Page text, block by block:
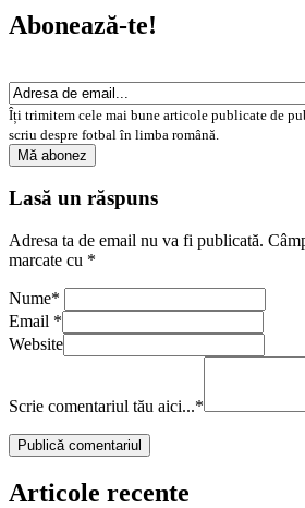
Abonează-te!
Îți trimitem cele mai bune articole publicate de
scriu despre fotbal în limba română.
Lasă un răspuns
Adresa ta de email nu va fi publicată.
marcate cu *
Nume*
Email *
Website
Scrie comentariul tău aici...*
Articole recente